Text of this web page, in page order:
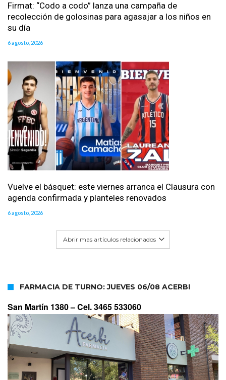
Firmat: “Codo a codo” lanza una campaña de
recolección de golosinas para agasajar a los niños en
su día
6 agosto, 2026
Vuelve el básquet: este viernes arranca el Clausura con
agenda confirmada y planteles renovados
6 agosto, 2026
Abrir mas artículos relacionados
FARMACIA DE TURNO: JUEVES 06/08 ACERBI
San Martín 1380 –Cel. 3465 533060